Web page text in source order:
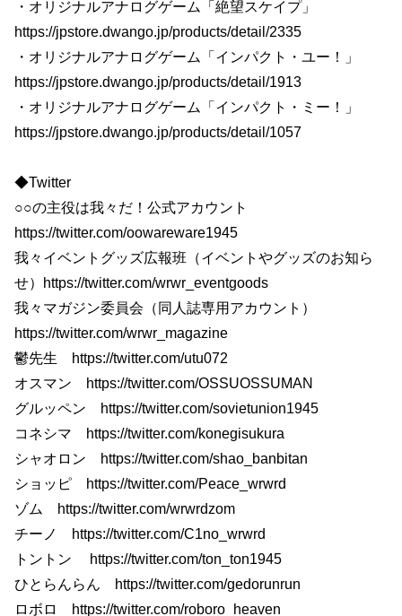
・オリジナルアナログゲーム「絶望スケイプ」
https://jpstore.dwango.jp/products/detail/2335
・オリジナルアナログゲーム「インパクト・ユー！」
https://jpstore.dwango.jp/products/detail/1913
・オリジナルアナログゲーム「インパクト・ミー！」
https://jpstore.dwango.jp/products/detail/1057
◆Twitter
○○の主役は我々だ！公式アカウント
https://twitter.com/oowareware1945
我々イベントグッズ広報班（イベントやグッズのお知ら
せ）https://twitter.com/wrwr_eventgoods
我々マガジン委員会（同人誌専用アカウント）
https://twitter.com/wrwr_magazine
鬱先生 https://twitter.com/utu072
オスマン https://twitter.com/OSSUOSSUMAN
グルッペン https://twitter.com/sovietunion1945
コネシマ https://twitter.com/konegisukura
シャオロン https://twitter.com/shao_banbitan
ショッピ https://twitter.com/Peace_wrwrd
ゾム https://twitter.com/wrwrdzom
チーノ https://twitter.com/C1no_wrwrd
トントン https://twitter.com/ton_ton1945
ひとらんらん https://twitter.com/gedorunrun
ロボロ https://twitter.com/roboro_heaven